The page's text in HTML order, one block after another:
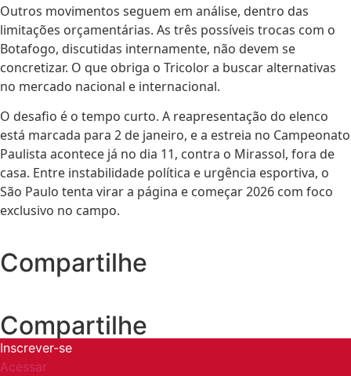
Outros movimentos seguem em análise, dentro das
limitações orçamentárias. As três possíveis trocas com o
Botafogo, discutidas internamente, não devem se
concretizar. O que obriga o Tricolor a buscar alternativas
no mercado nacional e internacional.
O desafio é o tempo curto. A reapresentação do elenco
está marcada para 2 de janeiro, e a estreia no Campeonato
Paulista acontece já no dia 11, contra o Mirassol, fora de
casa. Entre instabilidade política e urgência esportiva, o
São Paulo tenta virar a página e começar 2026 com foco
exclusivo no campo.
Compartilhe
Compartilhe
Inscrever-se
Acessar